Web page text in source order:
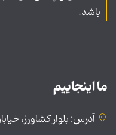
باشد.
ما اینجاییم
آدرس: بلوار کشاورز،